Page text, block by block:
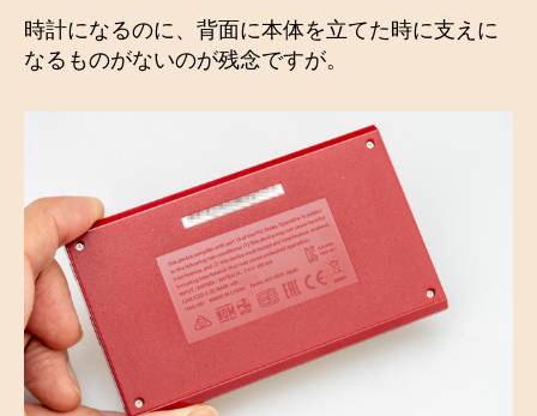
時計になるのに、背面に本体を立てた時に支えに
なるものがないのが残念ですが。